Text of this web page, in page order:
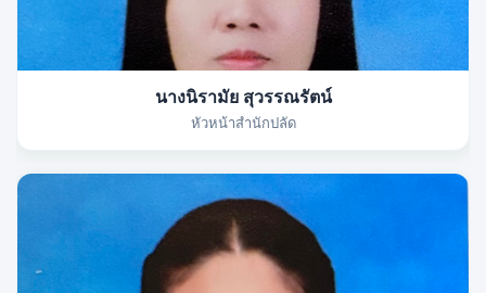
นางนิรามัย สุวรรณรัตน์
หัวหน้าสำนักปลัด